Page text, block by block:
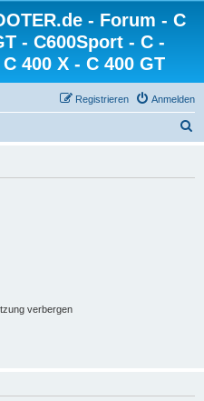
- Forum - C
- C600Sport - C -
400 X - C 400 GT
Anmelden
Registrieren
verbergen